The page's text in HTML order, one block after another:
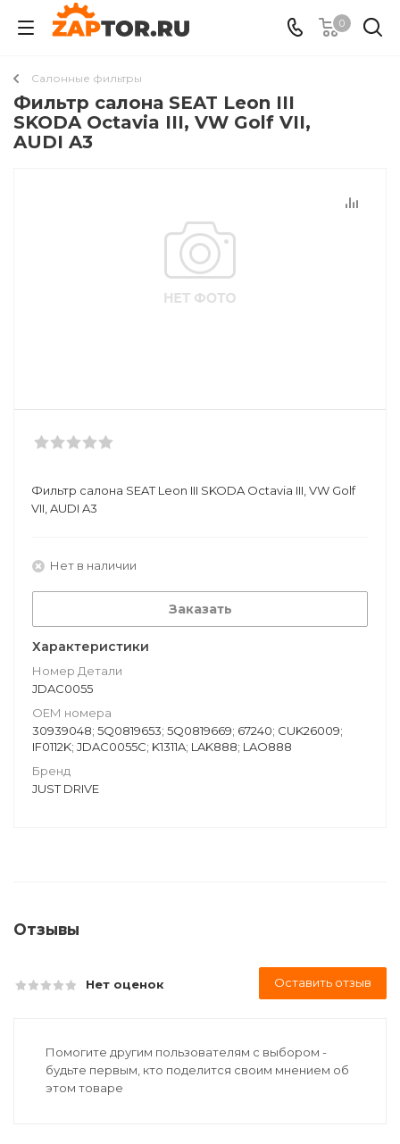
0
Салонные фильтры
Фильтр салона SEAT Leon III
SKODA Octavia III, VW Golf VII,
AUDI A3
Фильтр салона SEAT Leon III SKODA Octavia III, VW Golf
VII, AUDI A3
Нет в наличии
Заказать
Характеристики
Номер Детали
JDAC0055
ОЕМ номера
30939048; 5Q0819653; 5Q0819669; 67240; CUK26009;
IF0112K; JDAC0055C; K1311A; LAK888; LAO888
Бренд
JUST DRIVE
Отзывы
Нет оценок Оставить отзыв
Помогите другим пользователям с выбором -
будьте первым, кто поделится своим мнением об
этом товаре